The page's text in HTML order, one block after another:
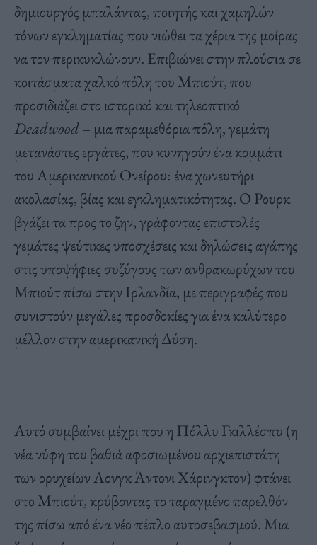
δημιουργός μπαλάντας, ποιητής και χαμηλών
τόνων εγκληματίας που νιώθει τα χέρια της μοίρας
να τον περικυκλώνουν. Επιβιώνει στην πλούσια σε
κοιτάσματα χαλκό πόλη του Μπιούτ, που
προσιδιάζει στο ιστορικό και τηλεοπτικό
Deadwood– μια παραμεθόρια πόλη, γεμάτη
μετανάστες εργάτες, που κυνηγούν ένα κομμάτι
του Αμερικανικού Ονείρου: ένα χωνευτήρι
ακολασίας, βίας και εγκληματικότητας. Ο Ρουρκ
βγάζει τα προς το ζην, γράφοντας επιστολές
γεμάτες ψεύτικες υποσχέσεις και δηλώσεις αγάπης
στις υποψήφιες συζύγους των ανθρακωρύχων του
Μπιούτ πίσω στην Ιρλανδία, με περιγραφές που
συνιστούν μεγάλες προσδοκίες για ένα καλύτερο
μέλλον στην αμερικανική Δύση.
Αυτό συμβαίνει μέχρι που η Πόλλυ Γκιλλέσπυ (η
νέα νύφη του βαθιά αφοσιωμένου αρχιεπιστάτη
των ορυχείων Λονγκ Άντονι Χάρινγκτον) φτάνει
στο Μπιούτ, κρύβοντας το ταραγμένο παρελθόν
της πίσω από ένα νέο πέπλο αυτοσεβασμού. Μια